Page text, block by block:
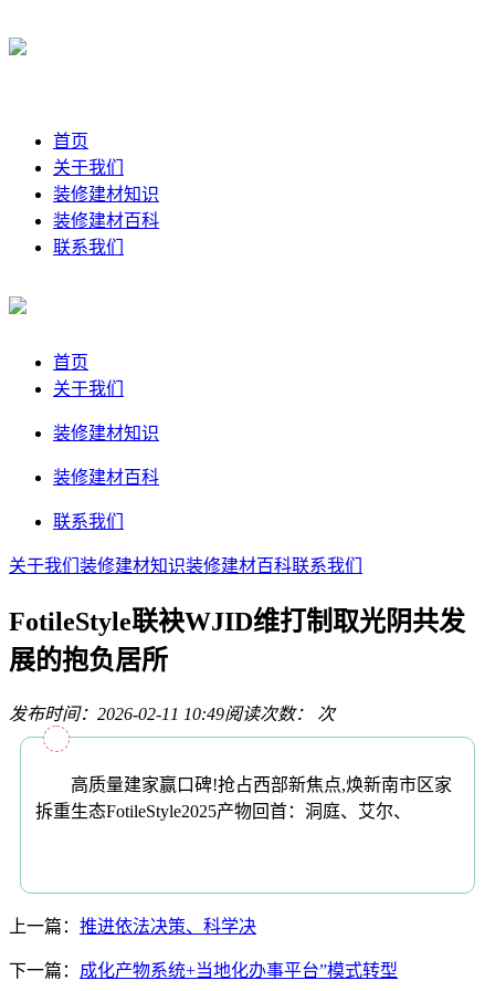
首页
关于我们
装修建材知识
装修建材百科
联系我们
首页
关于我们
装修建材知识
装修建材百科
联系我们
关于我们 装修建材知识装修建材百科联系我们
FotileStyle联袂WJID维打制取光阴共发
展的抱负居所
发布时间：2026-02-11 10:49阅读次数： 次
高质量建家赢口碑!抢占西部新焦点,焕新南市区家
拆重生态FotileStyle2025产物回首：洞庭、艾尔、
上一篇： 推进依法决策、科学决
下一篇： 成化产物系统+当地化办事平台”模式转型